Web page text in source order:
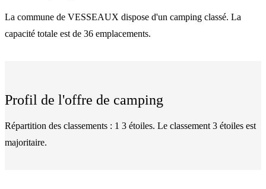
La commune de VESSEAUX dispose d'un camping classé. La
capacité totale est de 36 emplacements.
Profil de l'offre de camping
Répartition des classements : 1 3 étoiles. Le classement 3 étoiles est
majoritaire.